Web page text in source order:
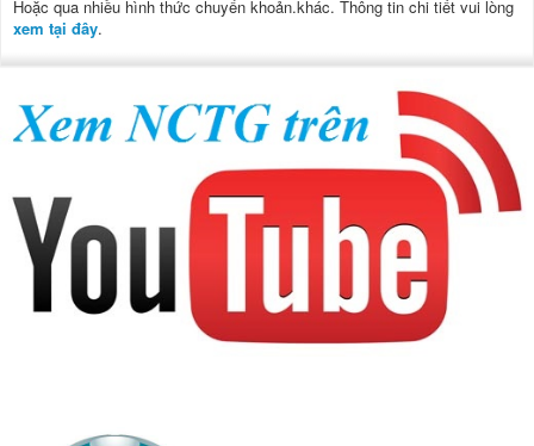
Hoặc qua nhiều hình thức chuyển khoản.khác. Thông tin chi tiết vui lòng
xem tại đây.